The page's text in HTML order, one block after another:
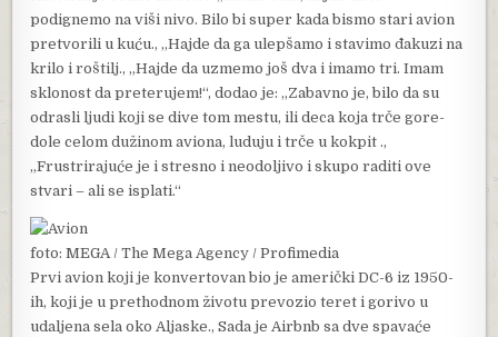
podignemo na viši nivo. Bilo bi super kada bismo stari avion
pretvorili u kuću., „Hajde da ga ulepšamo i stavimo đakuzi na
krilo i roštilj., „Hajde da uzmemo još dva i imamo tri. Imam
sklonost da preterujem!“, dodao je: „Zabavno je, bilo da su
odrasli ljudi koji se dive tom mestu, ili deca koja trče gore-
dole celom dužinom aviona, luduju i trče u kokpit .,
„Frustrirajuće je i stresno i neodoljivo i skupo raditi ove
stvari – ali se isplati.“
foto: MEGA / The Mega Agency / Profimedia
Prvi avion koji je konvertovan bio je američki DC-6 iz 1950-
ih, koji je u prethodnom životu prevozio teret i gorivo u
udaljena sela oko Aljaske., Sada je Airbnb sa dve spavaće